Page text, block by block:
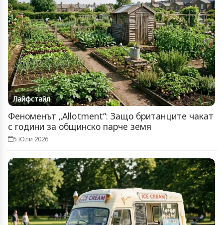
Лайфстайл
Феноменът „Allotment“: Защо британците чакат
с години за общинско парче земя
5 Юли 2026